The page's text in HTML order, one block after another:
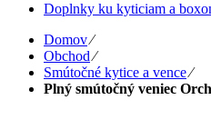
Doplnky ku kyticiam a
Domov⁄
Obchod ⁄
Smútočné kytice a vence⁄
Plný smútočný veniec